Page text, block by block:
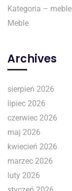
Kategoria – meble
Meble
Archives
sierpień 2026
lipiec 2026
czerwiec 2026
maj 2026
kwiecień 2026
marzec 2026
luty 2026